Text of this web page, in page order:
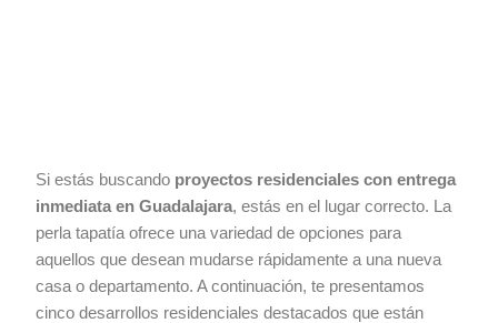
Si estás buscando proyectos residenciales con entrega
inmediata en Guadalajara, estás en el lugar correcto. La
perla tapatía ofrece una variedad de opciones para
aquellos que desean mudarse rápidamente a una nueva
casa o departamento. A continuación, te presentamos
cinco desarrollos residenciales destacados que están